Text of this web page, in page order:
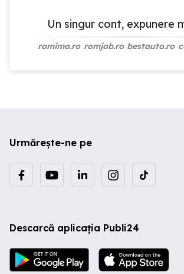
Un singur cont, expunere
romimo.ro romjob.ro bestauto.ro
Urmărește-ne pe
Descarcă aplicația Publi24